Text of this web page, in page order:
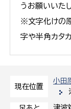
現在位置
小田
津波
うお願いいたし
※文字化けの
字や半角カタ